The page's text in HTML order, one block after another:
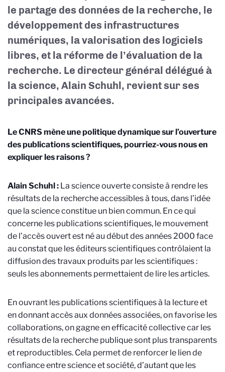
le partage des données de la recherche, le
développement des infrastructures
numériques, la valorisation des logiciels
libres, et la réforme de l’évaluation de la
recherche. Le directeur général délégué à
la science, Alain Schuhl, revient sur ses
principales avancées.
Le CNRS mène une politique dynamique sur l’ouverture
des publications scientifiques, pourriez-vous nous en
expliquer les raisons ?
Alain Schuhl : La science ouverte consiste à rendre les
résultats de la recherche accessibles à tous, dans l’idée
que la science constitue un bien commun. En ce qui
concerne les publications scientifiques, le mouvement
de l’accès ouvert est né au début des années 2000 face
au constat que les éditeurs scientifiques contrôlaient la
diffusion des travaux produits par les scientifiques :
seuls les abonnements permettaient de lire les articles.
En ouvrant les publications scientifiques à la lecture et
en donnant accès aux données associées, on favorise les
collaborations, on gagne en efficacité collective car les
résultats de la recherche publique sont plus transparents
et reproductibles. Cela permet de renforcer le lien de
confiance entre science et société, d’autant que les